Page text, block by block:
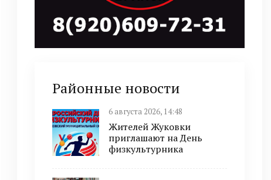
Районные новости
6 августа 2026, 14:48
Жителей Жуковки
приглашают на День
физкультурника